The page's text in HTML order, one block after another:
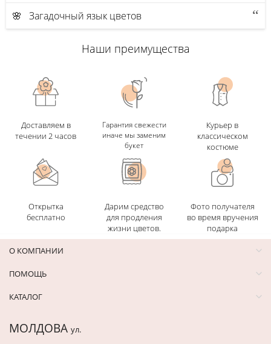
🌸 Загадочный язык цветов
Наши преимущества
Доставляем в
течении 2 часов
Гарантия свежести
иначе мы заменим
букет
Курьер в
классическом
костюме
Открытка
бесплатно
Дарим средство
для продления
жизни цветов.
Фото получателя
во время вручения
подарка
О КОМПАНИИ
ПОМОЩЬ
КАТАЛОГ
МОЛДОВА ул.